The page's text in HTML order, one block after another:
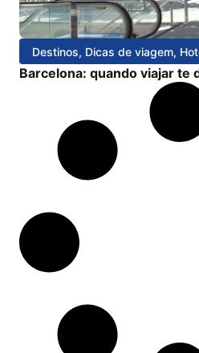
Destinos, Dicas de viagem,
Barcelona: quando viajar te